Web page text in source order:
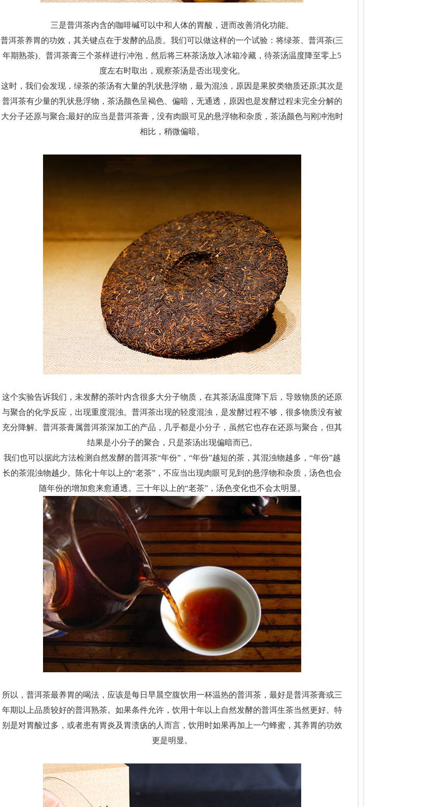
三是普洱茶内含的咖啡碱可以中和人体的胃酸，进而改善消化功能。
普洱茶养胃的功效，其关键点在于发酵的品质。我们可以做这样的一个试验：将绿茶、普洱茶(三
年期熟茶)、普洱茶膏三个茶样进行冲泡，然后将三杯茶汤放入冰箱冷藏，待茶汤温度降至零上5
度左右时取出，观察茶汤是否出现变化。
这时，我们会发现，绿茶的茶汤有大量的乳状悬浮物，最为混浊，原因是果胶类物质还原;其次是
普洱茶有少量的乳状悬浮物，茶汤颜色呈褐色、偏暗，无通透，原因也是发酵过程未完全分解的
大分子还原与聚合;最好的应当是普洱茶膏，没有肉眼可见的悬浮物和杂质，茶汤颜色与刚冲泡时
相比，稍微偏暗。
这个实验告诉我们，未发酵的茶叶内含很多大分子物质，在其茶汤温度降下后，导致物质的还原
与聚合的化学反应，出现重度混浊。普洱茶出现的轻度混浊，是发酵过程不够，很多物质没有被
充分降解。普洱茶膏属普洱茶深加工的产品，几乎都是小分子，虽然它也存在还原与聚合，但其
结果是小分子的聚合，只是茶汤出现偏暗而已。
我们也可以据此方法检测自然发酵的普洱茶“年份”，“年份”越短的茶，其混浊物越多，“年份”越
长的茶混浊物越少。陈化十年以上的“老茶”，不应当出现肉眼可见到的悬浮物和杂质，汤色也会
随年份的增加愈来愈通透。三十年以上的“老茶”，汤色变化也不会太明显。
所以，普洱茶最养胃的喝法，应该是每日早晨空腹饮用一杯温热的普洱茶，最好是普洱茶膏或三
年期以上品质较好的普洱熟茶。如果条件允许，饮用十年以上自然发酵的普洱生茶当然更好。特
别是对胃酸过多，或者患有胃炎及胃溃疡的人而言，饮用时如果再加上一勺蜂蜜，其养胃的功效
更是明显。